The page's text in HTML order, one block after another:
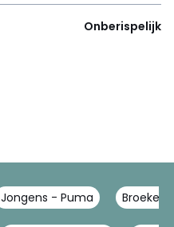
Onberispelijk
Jongens - Puma Broeken